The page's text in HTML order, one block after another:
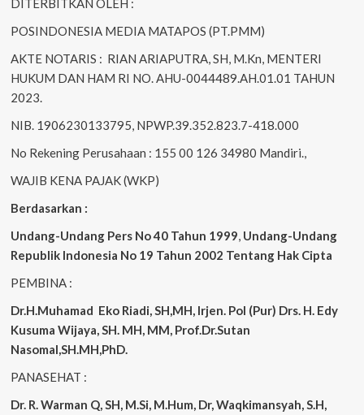
DITERBITKAN OLEH :
POSINDONESIA MEDIA MATAPOS (PT.PMM)
AKTE NOTARIS : RIAN ARIAPUTRA, SH, M.Kn, MENTERI
HUKUM DAN HAM RI NO. AHU-0044489.AH.01.01 TAHUN
2023.
NIB. 1906230133795, NPWP.39.352.823.7-418.000
No Rekening Perusahaan : 155 00 126 34980 Mandiri.,
WAJIB KENA PAJAK (WKP)
Berdasarkan :
Undang-Undang Pers No 40 Tahun 1999, Undang-Undang
Republik Indonesia No 19 Tahun 2002 Tentang Hak Cipta
PEMBINA :
Dr.H.Muhamad Eko Riadi, SH,MH, Irjen. Pol (Pur) Drs. H. Edy
Kusuma Wijaya, SH. MH, MM, Prof.Dr.Sutan
Nasomal,SH.MH,PhD.
PANASEHAT :
Dr. R. Warman Q, SH, M.Si, M.Hum, Dr, Waqkimansyah, S.H,